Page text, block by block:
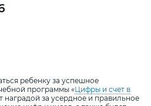
ребенку за успешное
программы «Цифры и счет в
наградой за усердное и правильное